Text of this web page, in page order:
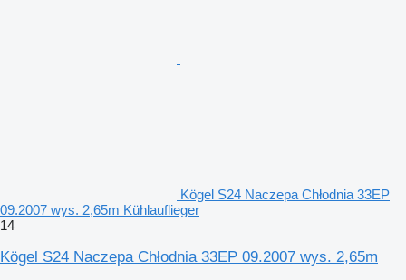
Kögel S24 Naczepa Chłodnia 33EP
09.2007 wys. 2,65m Kühlauflieger
14
Kögel S24 Naczepa Chłodnia 33EP 09.2007 wys. 2,65m